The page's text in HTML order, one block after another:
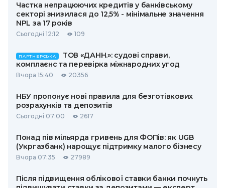
Частка непрацюючих кредитів у банківському
секторі знизилася до 12,5% - мінімальне значення
NPL за 17 років
Сьогодні 12:12 109
ПАРТНЕРСЬКА
ТОВ «ДАНН.»: судові справи,
комплаєнс та перевірка міжнародних угод
Вчора 15:40 20356
НБУ пропонує нові правила для безготівкових
розрахунків та депозитів
Сьогодні 07:00 2617
Понад пів мільярда гривень для ФОПів: як UGB
(Укргазбанк) нарощує підтримку малого бізнесу
Вчора 07:35 27989
Після підвищення облікової ставки банки почнуть